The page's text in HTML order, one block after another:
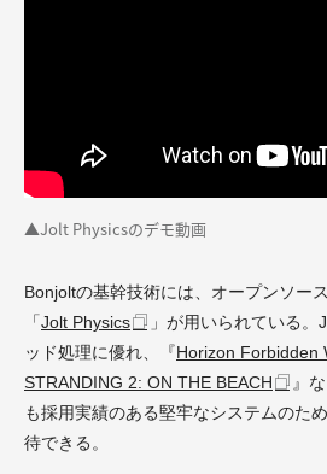
▲Jolt Physicsのデモ動画
Bonjoltの基幹技術には、オープンソー
「Jolt Physics
」が用いられている
ッド処理に優れ、『Horizon Forbidden
STRANDING 2: ON THE BEACH
』
も採用実績のある堅牢なシステムのた
待できる。